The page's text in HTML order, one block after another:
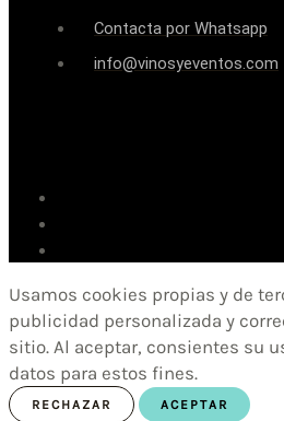
Contacta por Whatsapp
info@vinosyeventos.com
Usamos cookies propias y de
publicidad personalizada y
sitio. Al aceptar, consientes su
datos para estos fines.
RECHAZAR ACEPTAR